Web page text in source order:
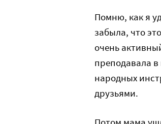
Помню, как я
забыла, что
очень
преподавала
народных
друзьями.